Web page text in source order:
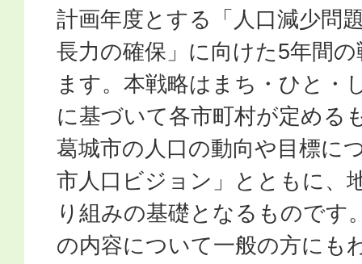
計画年度とする「人口減少問
長力の確保」に向けた5年間
ます。本戦略はまち・ひと・
に基づいて各市町村が定める
葛城市の人口の動向や目標に
市人口ビジョン」とともに、
り組みの基礎となるものです
の内容について一般の方にも